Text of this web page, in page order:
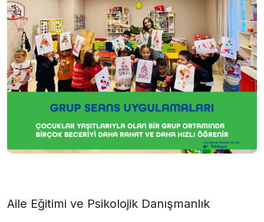
Aile Eğitimi ve Psikolojik Danışmanlık